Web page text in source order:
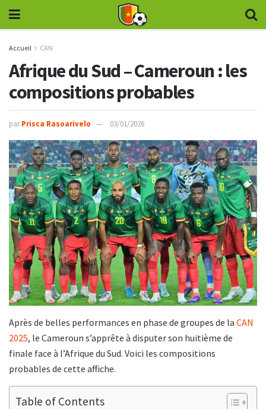
Accueil CAN
Afrique du Sud – Cameroun : les
compositions probables
par Prisca Rasoarivelo 03/01/2026
Après de belles performances en phase de groupes de la CAN
2025, le Cameroun s’apprête à disputer son huitième de
finale face à l’Afrique du Sud. Voici les compositions
probables de cette affiche.
Table of Contents